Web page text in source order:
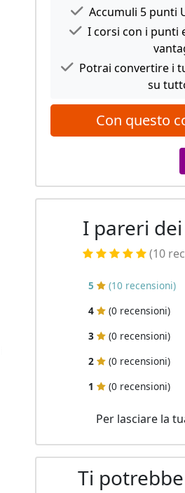
Accumuli 5 punti
I corsi con i punti
Potrai convertire i
su
Con questo
I pareri
(10
5 (10 recensioni)
4
(0 recensioni)
3
(0 recensioni)
2
(0 recensioni)
1
(0 recensioni)
Per lasciare la
Ti